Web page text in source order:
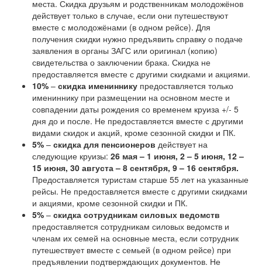
места. Скидка друзьям и родственникам молодожёнов
действует только в случае, если они путешествуют
вместе с молодожёнами (в одном рейсе). Для
получения скидки нужно предъявить справку о подаче
заявления в органы ЗАГС или оригинал (копию)
свидетельства о заключении брака. Скидка не
предоставляется вместе с другими скидками и акциями.
10% – скидка имениннику предоставляется только
имениннику при размещении на основном месте и
совпадении даты рождения со временем круиза +/- 5
дня до и после. Не предоставляется вместе с другими
видами скидок и акций, кроме сезонной скидки и ПК.
5% – скидка для пенсионеров действует на
следующие круизы: 26 мая – 1 июня, 2 – 5 июня, 12 –
15 июня, 30 августа – 8 сентября, 9 – 16 сентября.
Предоставляется туристам старше 55 лет на указанные
рейсы. Не предоставляется вместе с другими скидками
и акциями, кроме сезонной скидки и ПК.
5% – скидка сотрудникам силовых ведомств
предоставляется сотрудникам силовых ведомств и
членам их семей на основные места, если сотрудник
путешествует вместе с семьей (в одном рейсе) при
предъявлении подтверждающих документов. Не